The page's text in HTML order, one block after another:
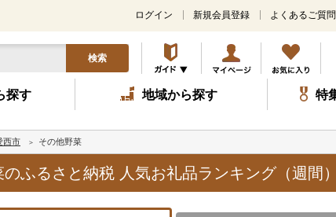
メ
ン
コ
ン
テ
ツ
キ
ッ
プ
ログイン 新規会員登録 よくあるご質問
検索
探す 地域から探す 特
西市 その他野菜
ふるさと納税 人気お礼品ランキング（週間）